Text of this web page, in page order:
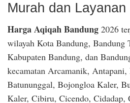
Murah dan
Harga Aqiqah Bandung 2026
wilayah Kota Bandung, Bandung
Kabupaten Bandung, dan
kecamatan Arcamanik, Antapani,
Batununggal, Bojongloa Kaler,
Kaler, Cibiru, Cicendo, Cidadap,